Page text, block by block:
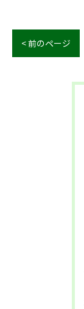
< 前のページ